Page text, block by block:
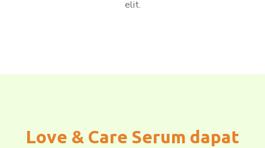
elit.
Love & Care Serum dapat